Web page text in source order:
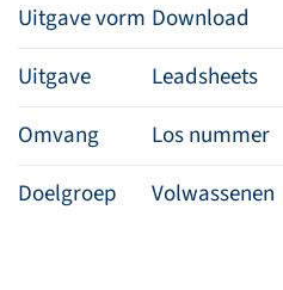
Uitgave vorm Download
Uitgave
Leadsheets
Omvang
Los nummer
Doelgroep
Volwassenen